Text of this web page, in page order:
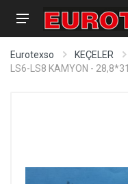
Eurotexso KEÇELER
LS6-LS8 KAMYON -